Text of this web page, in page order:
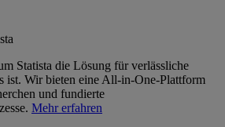
Statista die Lösung für verlässliche
ist. Wir bieten eine All-in-One-Plattform
und fundierte
Mehr erfahren